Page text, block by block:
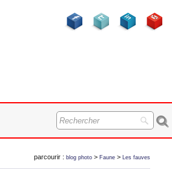
parcourir : blog photo > Faune > Les fauves